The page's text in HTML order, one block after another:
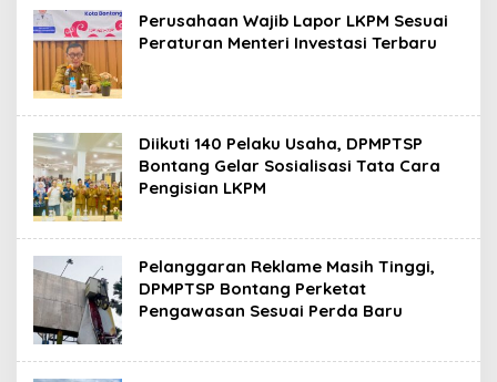
Perusahaan Wajib Lapor LKPM Sesuai
Peraturan Menteri Investasi Terbaru
Diikuti 140 Pelaku Usaha, DPMPTSP
Bontang Gelar Sosialisasi Tata Cara
Pengisian LKPM
Pelanggaran Reklame Masih Tinggi,
DPMPTSP Bontang Perketat
Pengawasan Sesuai Perda Baru